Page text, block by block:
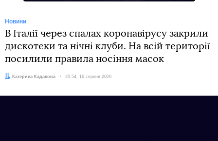
Новини
В Італії через спалах коронавірусу закрили
дискотеки та нічні клуби. На всій території
посилили правила носіння масок
Автор:Катерина Кадакова Дата:
20:54, 16 серпня 2020